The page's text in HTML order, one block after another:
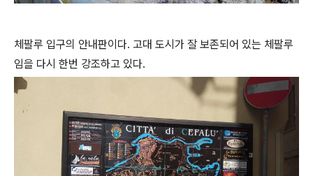
체팔루 입구의 안내판이다. 고대 도시가 잘 보존되어 있는 체팔루
임을 다시 한번 강조하고 있다.